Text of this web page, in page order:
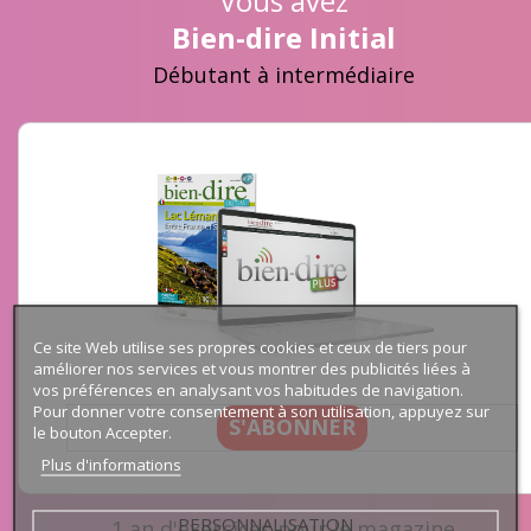
Bien-dire Initial
Débutant à intermédiaire
S'ABONNER
Ce site Web utilise ses propres cookies et ceux de tiers pour
améliorer nos services et vous montrer des publicités liées à
vos préférences en analysant vos habitudes de navigation.
Pour donner votre consentement à son utilisation, appuyez sur
le bouton Accepter.
Plus d'informations
PERSONNALISATION